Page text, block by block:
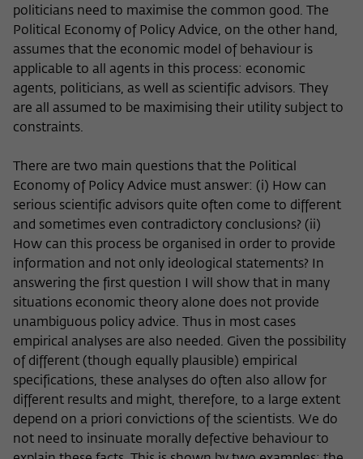
politicians need to maximise the common good. The
Political Economy of Policy Advice, on the other hand,
assumes that the economic model of behaviour is
applicable to all agents in this process: economic
agents, politicians, as well as scientific advisors. They
are all assumed to be maximising their utility subject to
constraints.
There are two main questions that the Political
Economy of Policy Advice must answer: (i) How can
serious scientific advisors quite often come to different
and sometimes even contradictory conclusions? (ii)
How can this process be organised in order to provide
information and not only ideological statements? In
answering the first question I will show that in many
situations economic theory alone does not provide
unambiguous policy advice. Thus in most cases
empirical analyses are also needed. Given the possibility
of different (though equally plausible) empirical
specifications, these analyses do often also allow for
different results and might, therefore, to a large extent
depend on a priori convictions of the scientists. We do
not need to insinuate morally defective behaviour to